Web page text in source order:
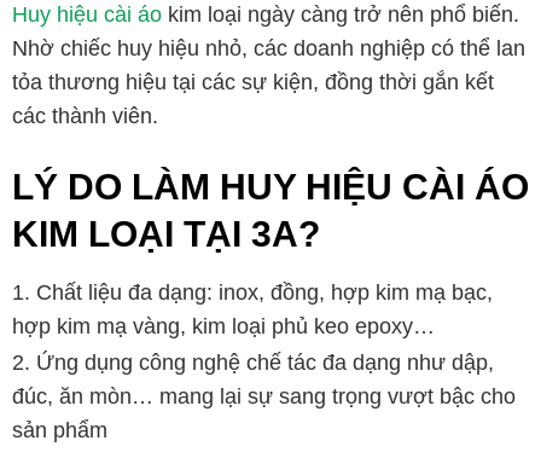
Huy hiệu cài áo kim loại ngày càng trở nên phổ biến.
Nhờ chiếc huy hiệu nhỏ, các doanh nghiệp có thể lan
tỏa thương hiệu tại các sự kiện, đồng thời gắn kết
các thành viên.
LÝ DO LÀM HUY HIỆU CÀI ÁO
KIM LOẠI TẠI 3A?
Chất liệu đa dạng: inox, đồng, hợp kim mạ bạc,
hợp kim mạ vàng, kim loại phủ keo epoxy…
Ứng dụng công nghệ chế tác đa dạng như dập,
đúc, ăn mòn… mang lại sự sang trọng vượt bậc cho
sản phẩm